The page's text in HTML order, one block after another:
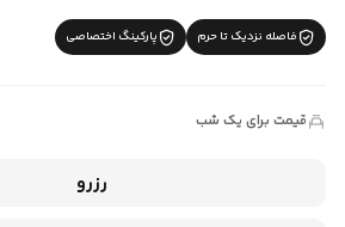
فاصله نزدیک تا حرم پارکینگ اختصاصی
قیمت برای یک شب
رزرو